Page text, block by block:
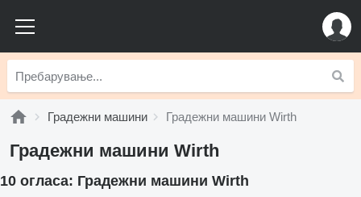
Градежни машини Градежни машини Wirth
Градежни машини Wirth
10 огласа: Градежни машини Wirth